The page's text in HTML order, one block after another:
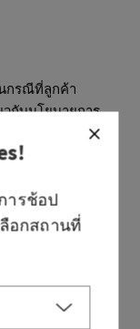
กรณีที่ลูกค้า
วกับนโยบายการ
ศุกร์ เวลา 09:00
!
ารช้อป
อกสถานที่